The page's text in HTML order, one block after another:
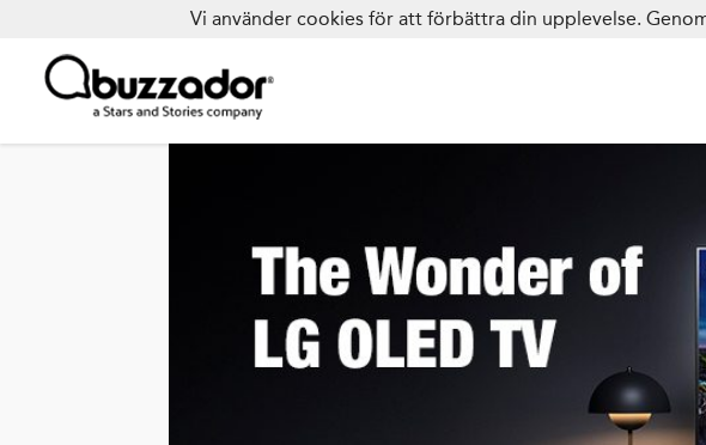
Vi använder cookies för att förbättra din upplevelse.